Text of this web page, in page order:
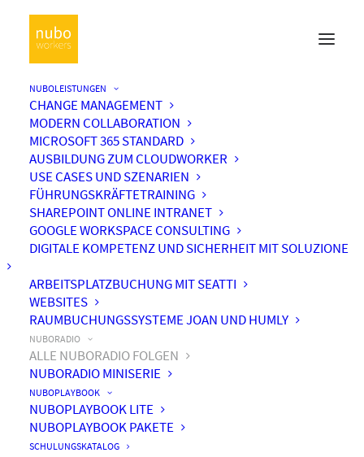
NUBOLEISTUNGEN
CHANGE MANAGEMENT
MODERN COLLABORATION
MICROSOFT 365 STANDARD
AUSBILDUNG ZUM CLOUDWORKER
USE CASES UND SZENARIEN
FÜHRUNGSKRÄFTETRAINING
SHAREPOINT ONLINE INTRANET
GOOGLE WORKSPACE CONSULTING
DIGITALE KOMPETENZ UND SICHERHEIT MIT SOLUZIONE
ARBEITSPLATZBUCHUNG MIT SEATTI
WEBSITES
RAUMBUCHUNGSSYSTEME JOAN UND HUMLY
NUBORADIO
ALLE NUBORADIO FOLGEN
NUBORADIO MINISERIE
NUBOPLAYBOOK
NUBOPLAYBOOK LITE
NUBOPLAYBOOK PAKETE
SCHULUNGSKATALOG
by nuboworkers GmbH